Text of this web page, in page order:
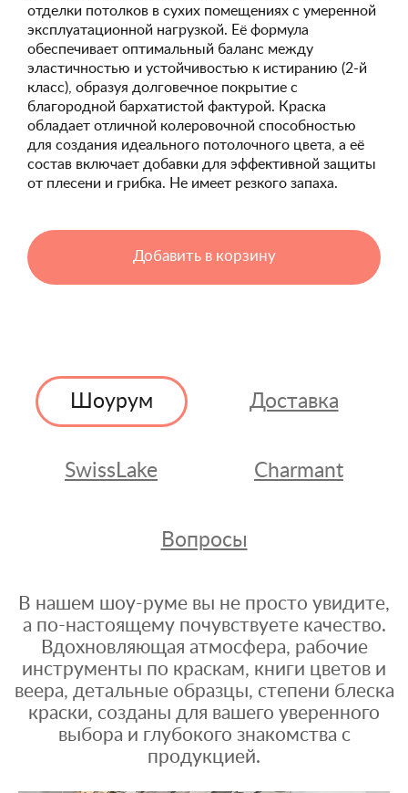
отделки потолков в сухих помещениях с умеренной
эксплуатационной нагрузкой. Её формула
обеспечивает оптимальный баланс между
эластичностью и устойчивостью к истиранию (2-й
класс), образуя долговечное покрытие с
благородной бархатистой фактурой. Краска
обладает отличной колеровочной способностью
для создания идеального потолочного цвета, а её
состав включает добавки для эффективной защиты
от плесени и грибка. Не имеет резкого запаха.
Добавить в корзину
Шоурум Доставка
SwissLake Charmant
Вопросы
В нашем шоу-руме вы не просто увидите,
а по-настоящему почувствуете качество.
Вдохновляющая атмосфера, рабочие
инструменты по краскам, книги цветов и
веера, детальные образцы, степени блеска
краски, созданы для вашего уверенного
выбора и глубокого знакомства с
продукцией.